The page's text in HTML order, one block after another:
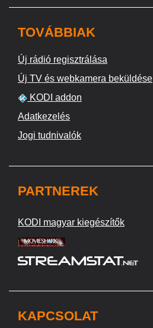
TOVÁBBIAK
Új rádió regisztrálása
Új TV és webkamera beküldése
KODI addon
Adatkezelés
Jogi tudnivalók
PARTNEREK
KODI magyar kiegészítők
KAPCSOLAT